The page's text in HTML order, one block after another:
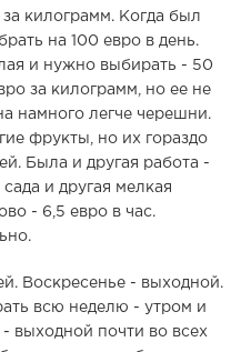
килограмм. Когда был
на 100 евро в день.
и нужно выбирать - 50
за килограмм, но ее не
намного легче черешни.
фрукты, но их гораздо
Была и другая работа -
и другая мелкая
- 6,5 евро в час.
Воскресенье - выходной.
всю неделю - утром и
- выходной почти во всех